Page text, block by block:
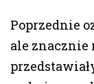
Poprzednie
ale